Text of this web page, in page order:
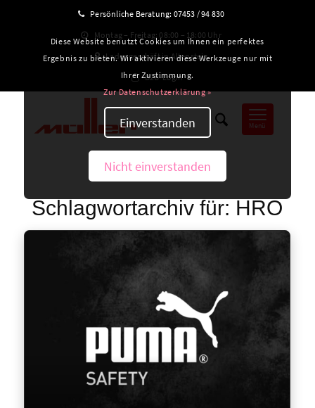
Persönliche Beratung: 07453 / 94 830
Montag – Freitag: 08:00 – 18:00 Uhr
Ladengeschäft in Altensteig
B2B-Login
Menü
Schlagwortarchiv für: HRO
Diese Website benutzt Cookies um Ihnen ein perfektes
Ergebnis zu bieten. Wir aktivieren diese Werkzeuge nur mit
Ihrer Zustimmung.
Zur Datenschutzerklärung »
Einverstanden
Nicht einverstanden